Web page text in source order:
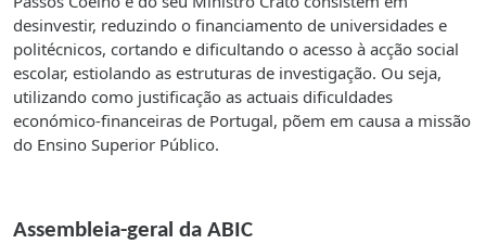
desinvestir, reduzindo o financiamento de universidades e
politécnicos, cortando e dificultando o acesso à acção social
escolar, estiolando as estruturas de investigação. Ou seja,
utilizando como justificação as actuais dificuldades
económico-financeiras de Portugal, põem em causa a missão
do Ensino Superior Público.
Assembleia-geral da ABIC